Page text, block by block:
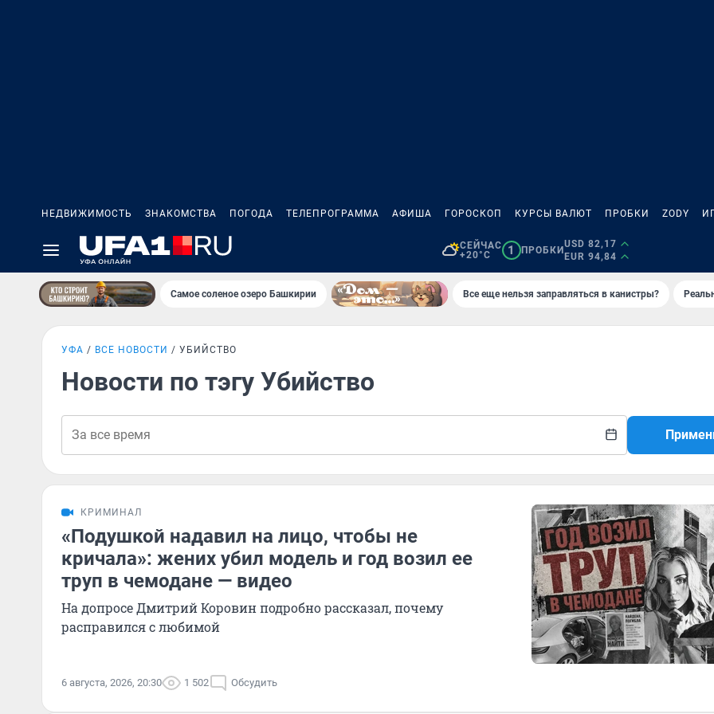
НЕДВИЖИМОСТЬ ЗНАКОМСТВА ПОГОДА ТЕЛЕПРОГРАММА АФИША ГОРОСКОП КУРСЫ ВАЛЮТ ПРОБКИ ZODY
СЕЙЧАС
+20°C
1 ПРОБКИ
USD 82,17
EUR 94,84
Самое соленое озеро Башкирии Все еще нельзя заправляться в канистры?
УФА ВСЕ НОВОСТИ УБИЙСТВО
Новости по тэгу Убийство
КРИМИНАЛ
«Подушкой надавил на лицо, чтобы не
кричала»: жених убил модель и год возил ее
труп в чемодане — видео
На допросе Дмитрий Коровин подробно рассказал, почему
расправился с любимой
6 августа, 2026, 20:30 1 502 Обсудить